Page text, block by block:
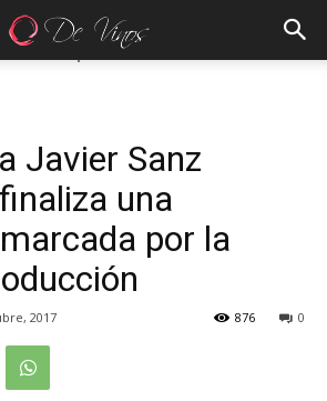
Javier Sanz
una
por la
2017 0
876